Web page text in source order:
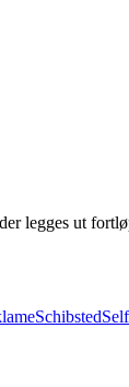
legges ut
Schibsted